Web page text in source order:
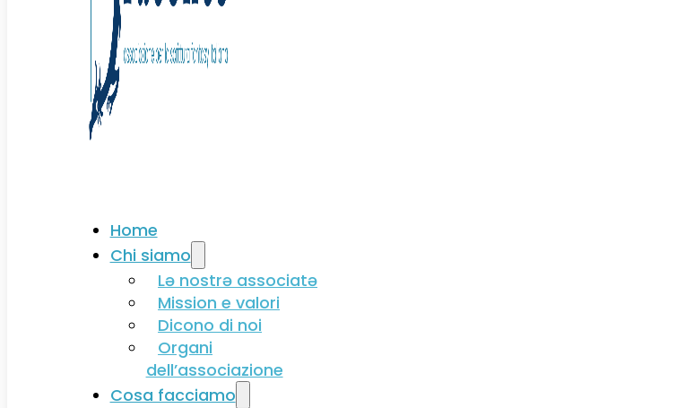
Home
Chi siamo
Lə nostrə associatə
Mission e valori
Dicono di noi
Organi
dell’associazione
Cosa facciamo